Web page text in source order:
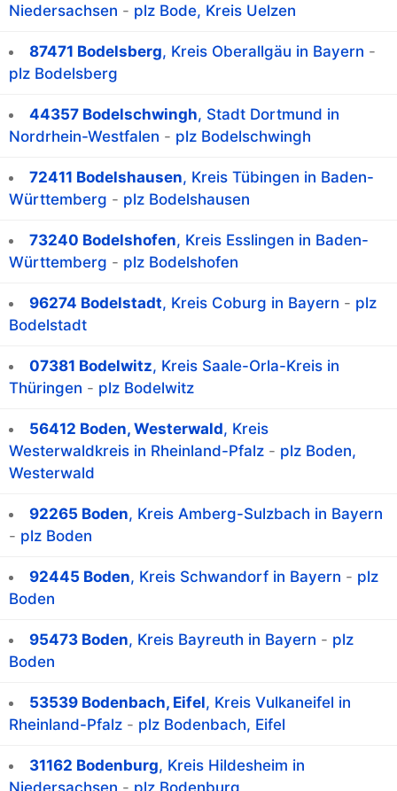
Niedersachsen - plz Bode, Kreis Uelzen
87471 Bodelsberg, Kreis Oberallgäu in Bayern -
plz Bodelsberg
44357 Bodelschwingh, Stadt Dortmund in
Nordrhein-Westfalen - plz Bodelschwingh
72411 Bodelshausen, Kreis Tübingen in Baden-
Württemberg - plz Bodelshausen
73240 Bodelshofen, Kreis Esslingen in Baden-
Württemberg - plz Bodelshofen
96274 Bodelstadt, Kreis Coburg in Bayern - plz
Bodelstadt
07381 Bodelwitz, Kreis Saale-Orla-Kreis in
Thüringen - plz Bodelwitz
56412 Boden, Westerwald, Kreis
Westerwaldkreis in Rheinland-Pfalz - plz Boden,
Westerwald
92265 Boden, Kreis Amberg-Sulzbach in Bayern
- plz Boden
92445 Boden, Kreis Schwandorf in Bayern - plz
Boden
95473 Boden, Kreis Bayreuth in Bayern - plz
Boden
53539 Bodenbach, Eifel, Kreis Vulkaneifel in
Rheinland-Pfalz - plz Bodenbach, Eifel
31162 Bodenburg, Kreis Hildesheim in